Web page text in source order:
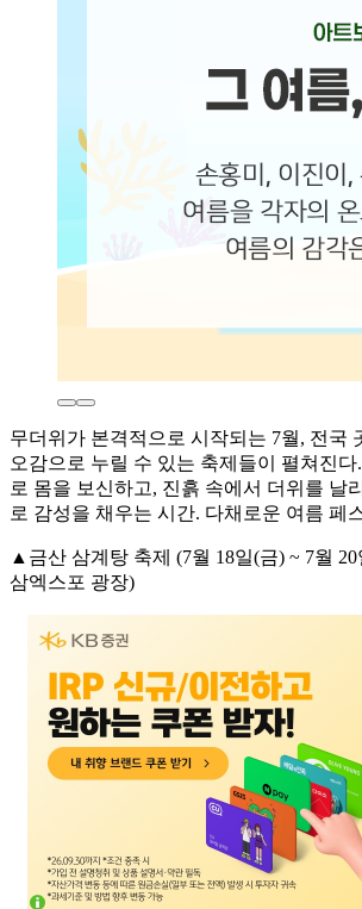
무더위가 본격적으로 시작되는 7월, 전국
오감으로 누릴 수 있는 축제들이 펼쳐진
로 몸을 보신하고, 진흙 속에서 더위를 날
로 감성을 채우는 시간. 다채로운 여름 페
▲금산 삼계탕 축제 (7월 18일(금) ~ 7월
삼엑스포 광장)